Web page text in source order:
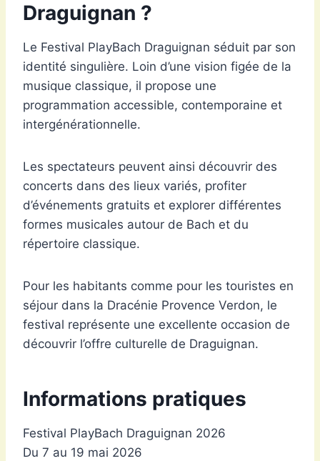
Draguignan ?
Le Festival PlayBach Draguignan séduit par son
identité singulière. Loin d’une vision figée de la
musique classique, il propose une
programmation accessible, contemporaine et
intergénérationnelle.
Les spectateurs peuvent ainsi découvrir des
concerts dans des lieux variés, profiter
d’événements gratuits et explorer différentes
formes musicales autour de Bach et du
répertoire classique.
Pour les habitants comme pour les touristes en
séjour dans la Dracénie Provence Verdon, le
festival représente une excellente occasion de
découvrir l’offre culturelle de Draguignan.
Informations pratiques
Festival PlayBach Draguignan 2026
Du 7 au 19 mai 2026